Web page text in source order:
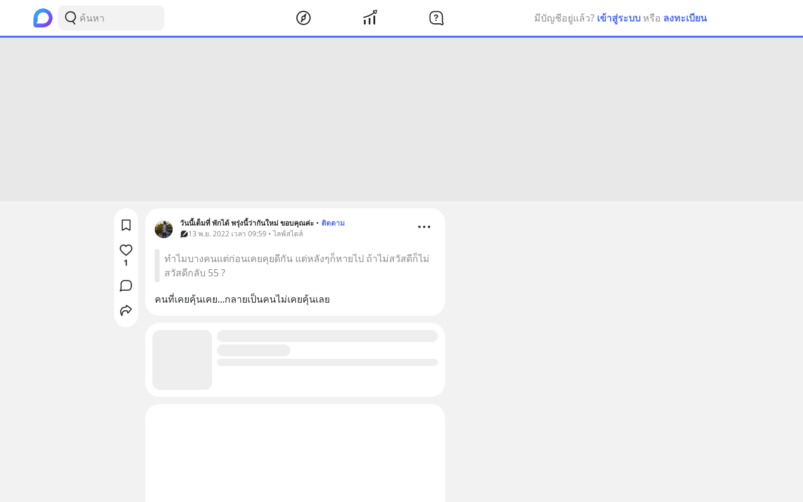
มีบัญชีอยู่แล้ว? เข้าสู่ระบบ หรือ ลงทะเบียน
วันนี้เต็มที่ พักได้ พรุ่งนี้ว่ากันใหม่ ขอบคุณค่ะ • ติดตาม
13 พ.ย. 2022 เวลา 09:59 • ไลฟ์สไตล์
ทำไมบางคนแต่ก่อนเคยคุยดีกัน แต่หลังๆก็หายไป ถ้าไม่สวัสดีก็ไม่
สวัสดีกลับ 55 ?
คนที่เคยคุ้นเคย...กลายเป็นคนไม่เคยคุ้นเลย
1